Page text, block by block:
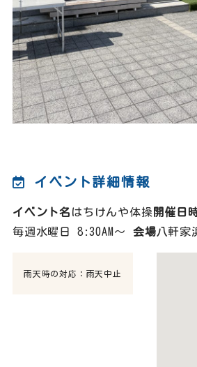
イベント詳細情報
イベント名 はちけんや体操 開催日
毎週水曜日 8:30AM～
雨天時の対応：雨天中止
会場八軒家